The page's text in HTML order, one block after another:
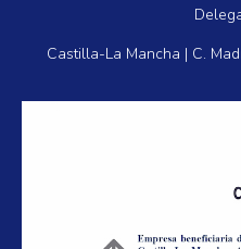
Castilla-La Mancha | C.